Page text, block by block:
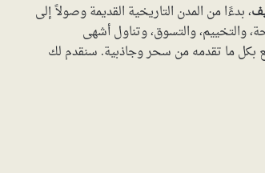
، بدءًا من المدن التاريخية القديمة وصولاً إلى
والتخييم، والتسوق، وتناول أشهى
بكل ما تقدمه من سحر وجاذبية. سنقدم لك